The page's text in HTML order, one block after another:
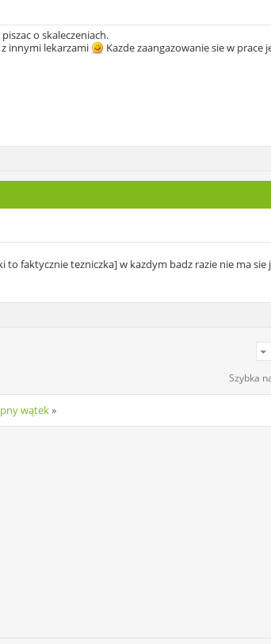
o skaleczeniach.
innymi lekarzami
Kazde zaangazowanie sie w prace
faktycznie tezniczka] w kazdym badz razie nie ma
Szybka
wątek»